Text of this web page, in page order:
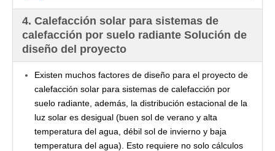
4. Calefacción solar para sistemas de
calefacción por suelo radiante Solución de
diseño del proyecto
Existen muchos factores de diseño para el proyecto de
calefacción solar para sistemas de calefacción por
suelo radiante, además, la distribución estacional de la
luz solar es desigual (buen sol de verano y alta
temperatura del agua, débil sol de invierno y baja
temperatura del agua). Esto requiere no solo cálculos